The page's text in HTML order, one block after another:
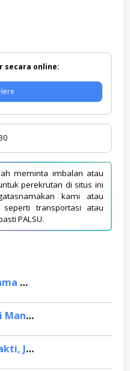
secara online:
meminta imbalan atau
perekrutan di situs ini
kami atau
transportasi atau
PALSU.
Rider Barista PT Ciptautama Waralaba Nusantara, Bandung
Crew Store PT Poci Kreasi Mandiri, Cikarang
Security PT Hillconjaya Sakti, Jakarta Timur